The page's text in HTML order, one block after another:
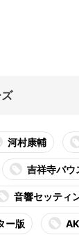
河村康輔
吉祥寺バウ
音響セッティ
ー版